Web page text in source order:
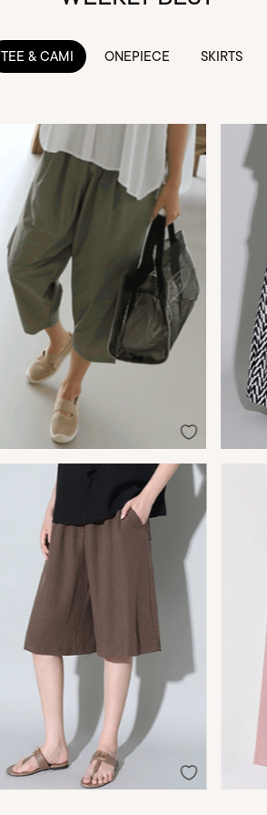
TEE & CAMI ONEPIECE SKIRTS